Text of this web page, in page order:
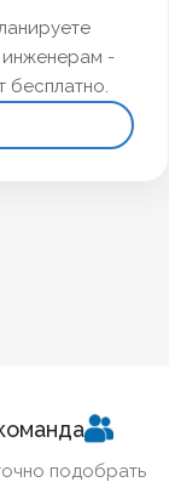
-
подобрать